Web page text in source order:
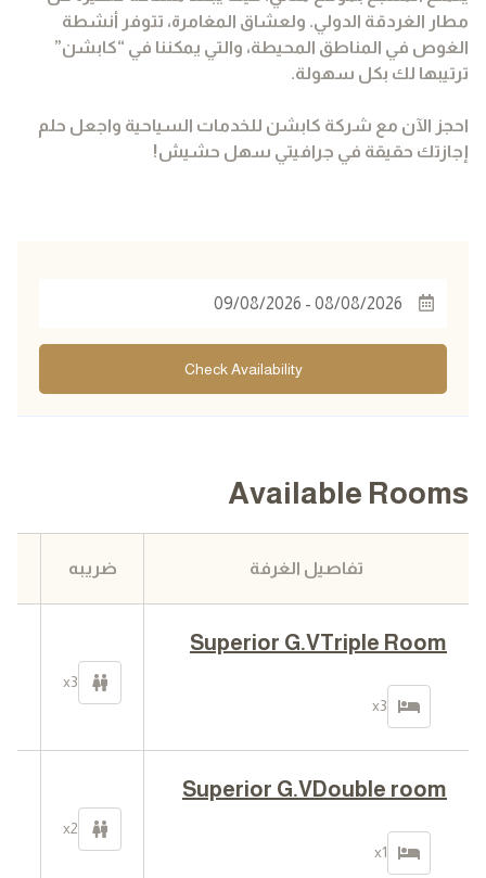
مطار الغردقة الدولي. ولعشاق المغامرة، تتوفر أنشطة
الغوص في المناطق المحيطة، والتي يمكننا في “كابشن”
ترتيبها لك بكل سهولة.
احجز الآن مع شركة كابشن للخدمات السياحية واجعل حلم
إجازتك حقيقة في جرافيتي سهل حشيش!
Check Availability
Available Rooms
تفاصيل الغرفة ضريبه
Superior G.VTriple Room
x3
x3
Superior G.VDouble room
x1
x2